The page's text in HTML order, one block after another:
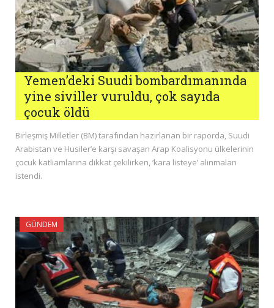
Yemen’deki Suudi bombardımanında
yine siviller vuruldu, çok sayıda
çocuk öldü
Birleşmiş Milletler (BM) tarafından hazırlanan bir raporda, Suudi
Arabistan ve Husiler’e karşı savaşan Arap Koalisyonu ülkelerinin
çocuk katliamlarına dikkat çekilirken, ‘kara listeye’ alınmaları
istendi.
GÜNDEM